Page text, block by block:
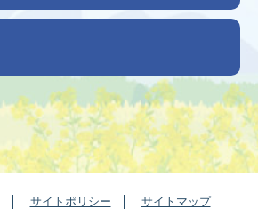
サイトポリシー サイトマップ